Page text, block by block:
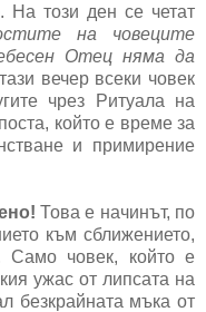
На този ден се четат
на човеците
Отец няма да
вечер всеки човек
чрез Ритуала на
който е време за
и примирение
Това е начинът, по
към сближението,
Само човек, който е
ужас от липсата на
безкрайната мъка от